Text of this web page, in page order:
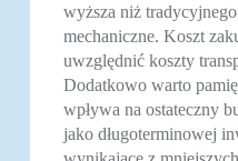
wyższa niż
mechaniczne. Koszt
uwzględnić koszty
Dodatkowo warto
wpływa na ostateczny
jako długoterminowej